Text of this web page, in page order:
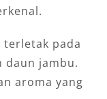
terletak pada
daun jambu.
aroma yang